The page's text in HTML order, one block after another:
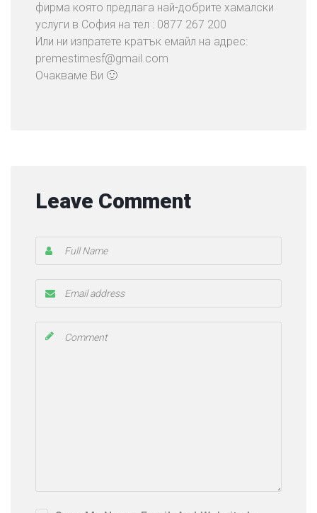
фирма която предлага най-добрите хамалски
услуги в София на тел : 0877 267 200
Или ни изпратете кратък емайл на адрес:
premestimesf@gmail.com
Очакваме Ви 🙂
Leave Comment